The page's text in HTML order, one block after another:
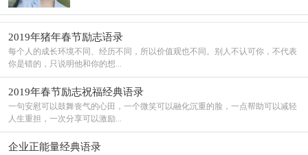
2019年猪年春节励志语录
每个人的成长环境不同、经历不同，所以价值观也不同。别人不认可你，不代表
你是错的，只说明他和你的想...
2019年春节励志祝福经典语录
一句安慰可以鼓舞丧气的心田，一个微笑可以融化沉重的脸，一点帮助可以减轻
人生重担，一次分享可以激励...
企业正能量经典语录